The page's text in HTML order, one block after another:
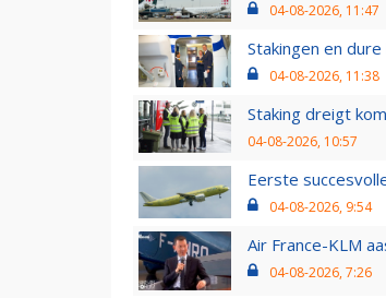
04-08-2026, 11:47
Stakingen en
04-08-2026, 11:38
Staking dreigt
04-08-2026, 10:57
Eerste
04-08-2026, 9:54
Air France-KLM
04-08-2026, 7:26